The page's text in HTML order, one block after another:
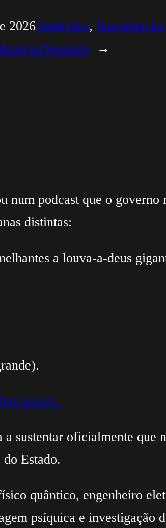
2026Abduções, Investigação
Seguinte →
podcast que o governo
distintas:
a louva-a-deus
Secret..
sustentar oficialmente
Estado.
quântico, engenheiro
psíquica e